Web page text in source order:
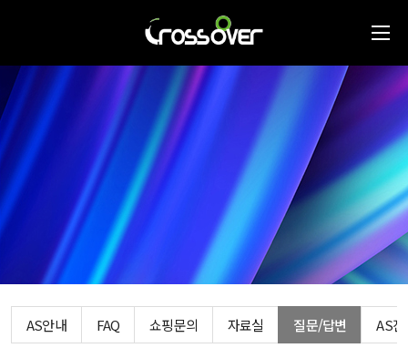
AS안내 FAQ 쇼핑문의 자료실 질문/답변 AS진